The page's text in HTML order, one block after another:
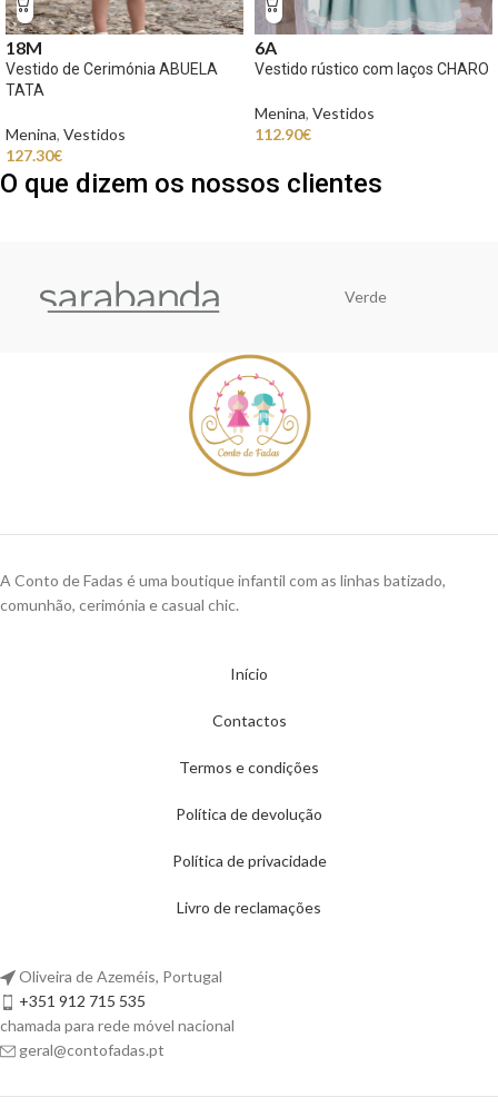
18M
Vestido de Cerimónia ABUELA
TATA
Menina, Vestidos
127.30€
6A
Vestido rústico com laços CHARO
Menina, Vestidos
112.90€
O que dizem os nossos clientes
Verde
A Conto de Fadas é uma boutique infantil com as linhas batizado,
comunhão, cerimónia e casual chic.
Início
Contactos
Termos e condições
Política de devolução
Política de privacidade
Livro de reclamações
Oliveira de Azeméis, Portugal
+351 912 715 535
chamada para rede móvel nacional
geral@contofadas.pt